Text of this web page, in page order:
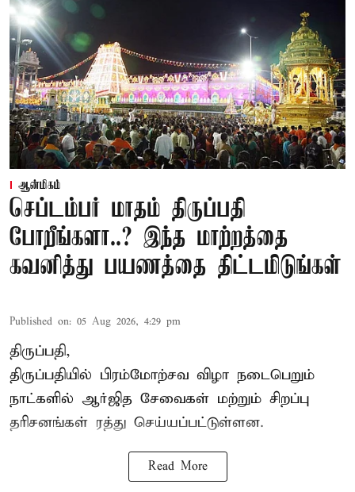
ஆன்மிகம்
செப்டம்பர் மாதம் திருப்பதி
போறீங்களா..? இந்த மாற்றத்தை
கவனித்து பயணத்தை திட்டமிடுங்கள்
Published on: 05 Aug 2026, 4:29 pm
திருப்பதி,
திருப்பதியில் பிரம்மோற்சவ விழா நடைபெறும்
நாட்களில் ஆர்ஜித சேவைகள் மற்றும் சிறப்பு
தரிசனங்கள் ரத்து செய்யப்பட்டுள்ளன.
Read More